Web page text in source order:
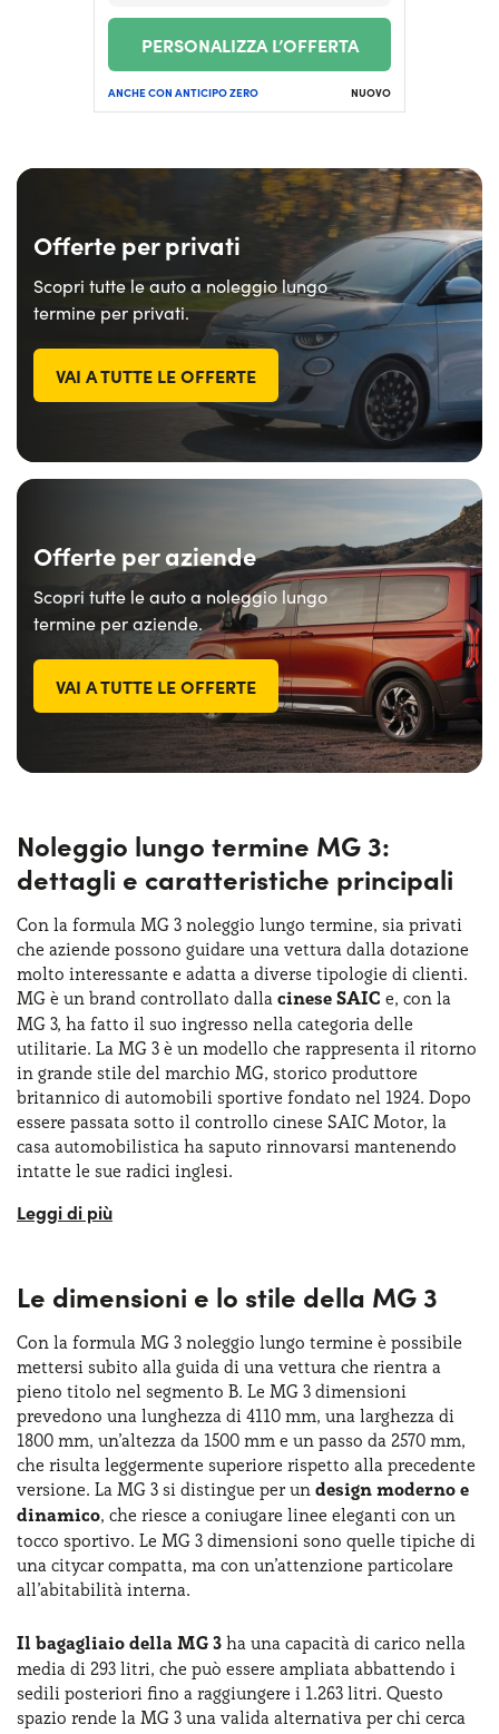
PERSONALIZZA L’OFFERTA
ANCHE CON ANTICIPO ZERO NUOVO
Offerte per privati
Scopri tutte le auto a noleggio lungo
termine per privati.
VAI A TUTTE LE OFFERTE
Offerte per aziende
Scopri tutte le auto a noleggio lungo
termine per aziende.
VAI A TUTTE LE OFFERTE
Noleggio lungo termine MG 3:
dettagli e caratteristiche principali
Con la formula MG 3 noleggio lungo termine, sia privati
che aziende possono guidare una vettura dalla dotazione
molto interessante e adatta a diverse tipologie di clienti.
MG è un brand controllato dalla cinese SAIC e, con la
MG 3, ha fatto il suo ingresso nella categoria delle
utilitarie. La MG 3 è un modello che rappresenta il ritorno
in grande stile del marchio MG, storico produttore
britannico di automobili sportive fondato nel 1924. Dopo
essere passata sotto il controllo cinese SAIC Motor, la
casa automobilistica ha saputo rinnovarsi mantenendo
intatte le sue radici inglesi.
Introdotta nel 2011, la vettura si è presentata sin da subito
avanzata. Oggi, questa vettura si conferma come una delle
rapporto qualità-prezzo imbattibile e a un’ampia
dotazione di serie. IlMG 3 prezzo competitivodi
noleggio la rende particolarmente appetibile anche privati
e aziende che desiderano godere di tutti i vantaggi di
questa vettura senza dover sostenere l’impegno
economico dell’acquisto diretto. Il marchio MG ha saputo
mettersi in gioco con coraggio proponendo una
carrozzeria dalle proporzioni tradizionali e una vettura
perfettamente adatta per la città.
Le dimensioni e lo stile della MG 3
Con la formula MG 3 noleggio lungo termine è possibile
mettersi subito alla guida di una vettura che rientra a
pieno titolo nel segmento B. Le MG 3 dimensioni
prevedono una lunghezza di 4110 mm, una larghezza di
1800 mm, un’altezza da 1500 mm e un passo da 2570 mm,
che risulta leggermente superiore rispetto alla precedente
versione. La MG 3 si distingue per un design moderno e
dinamico, che riesce a coniugare linee eleganti con un
tocco sportivo. Le MG 3 dimensioni sono quelle tipiche di
una citycar compatta, ma con un’attenzione particolare
all’abitabilità interna.
Il bagagliaio della MG 3 ha una capacità di carico nella
media di 293 litri, che può essere ampliata abbattendo i
sedili posteriori fino a raggiungere i 1.263 litri. Questo
spazio rende la MG 3 una valida alternativa per chi cerca